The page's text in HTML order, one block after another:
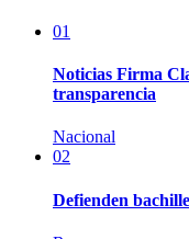
01
Noticias Firma
transparencia
Nacional
02
Defienden